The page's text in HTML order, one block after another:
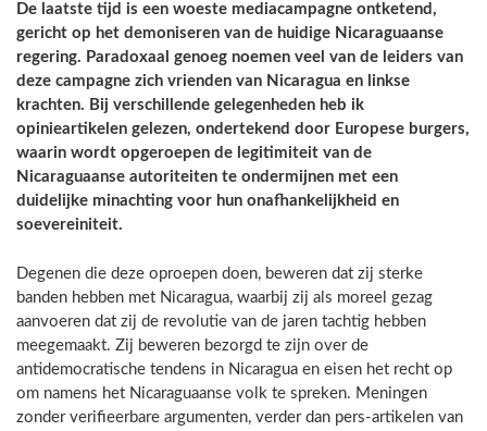
De laatste tijd is een woeste mediacampagne ontketend,
gericht op het demoniseren van de huidige Nicaraguaanse
regering. Paradoxaal genoeg noemen veel van de leiders van
deze campagne zich vrienden van Nicaragua en linkse
krachten. Bij verschillende gelegenheden heb ik
opinieartikelen gelezen, ondertekend door Europese burgers,
waarin wordt opgeroepen de legitimiteit van de
Nicaraguaanse autoriteiten te ondermijnen met een
duidelijke minachting voor hun onafhankelijkheid en
soevereiniteit.
Degenen die deze oproepen doen, beweren dat zij sterke
banden hebben met Nicaragua, waarbij zij als moreel gezag
aanvoeren dat zij de revolutie van de jaren tachtig hebben
meegemaakt. Zij beweren bezorgd te zijn over de
antidemocratische tendens in Nicaragua en eisen het recht op
om namens het Nicaraguaanse volk te spreken. Meningen
zonder verifieerbare argumenten, verder dan pers-artikelen van